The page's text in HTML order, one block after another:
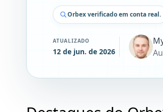
Orbex verificado em conta real.
ATUALIZADO
12 de jun. de 2026